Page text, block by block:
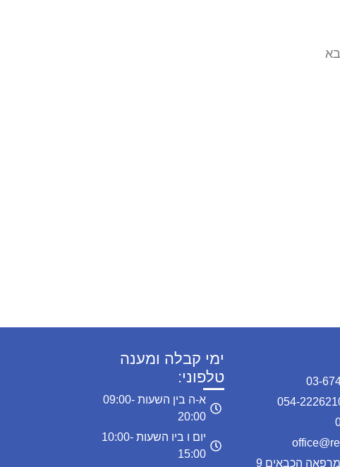
כתובת המרפאה: מרפאה הכבאים 9
ימי קבלה ומענה
טלפוני:
א-ה בין השעות 09:00-
20:00
יום ו ביו השעות 10:00-
15:00